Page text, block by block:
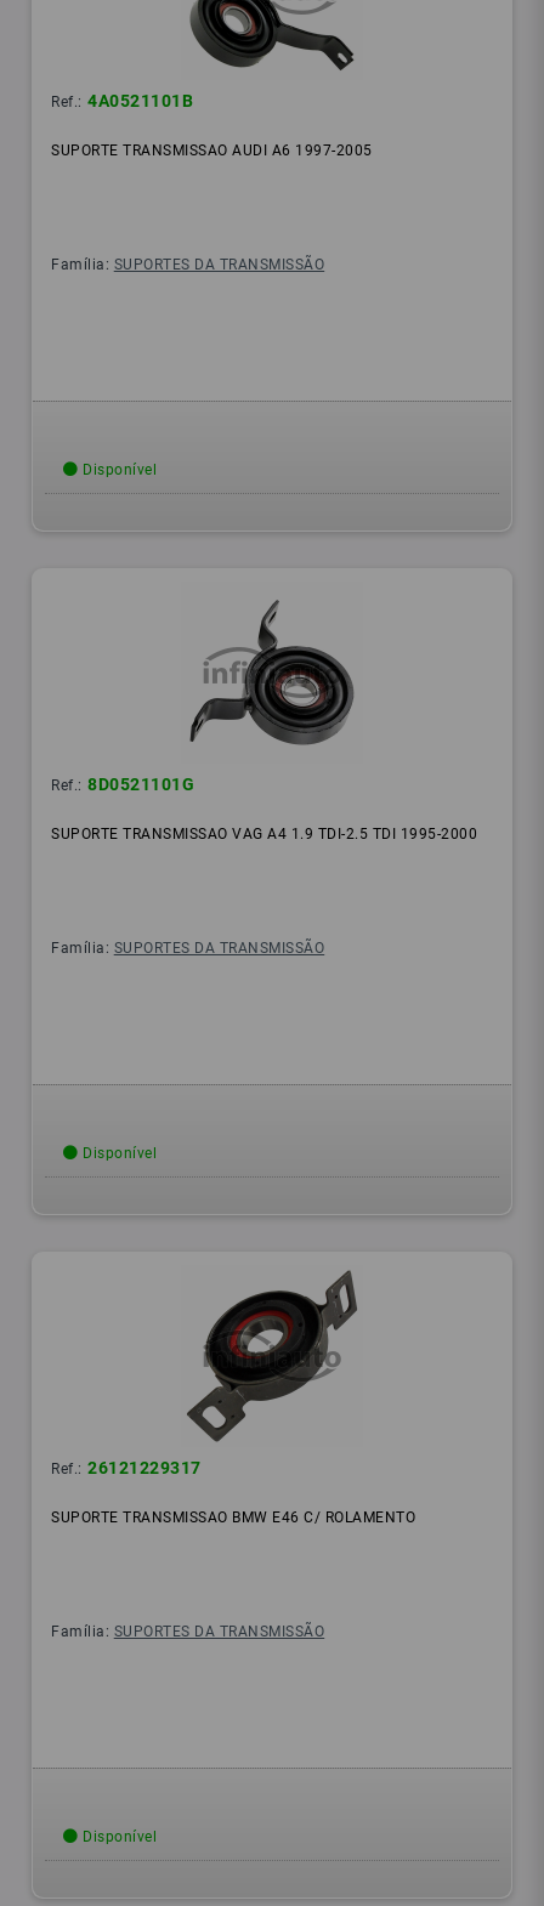
Ref.: 4A0521101B
SUPORTE TRANSMISSAO AUDI A6 1997-2005
Família: SUPORTES DA TRANSMISSÃO
Disponível
Ref.: 8D0521101G
SUPORTE TRANSMISSAO VAG A4 1.9 TDI-2.5 TDI 1995-2000
Família: SUPORTES DA TRANSMISSÃO
Disponível
Ref.: 26121229317
SUPORTE TRANSMISSAO BMW E46 C/ ROLAMENTO
Família: SUPORTES DA TRANSMISSÃO
Disponível